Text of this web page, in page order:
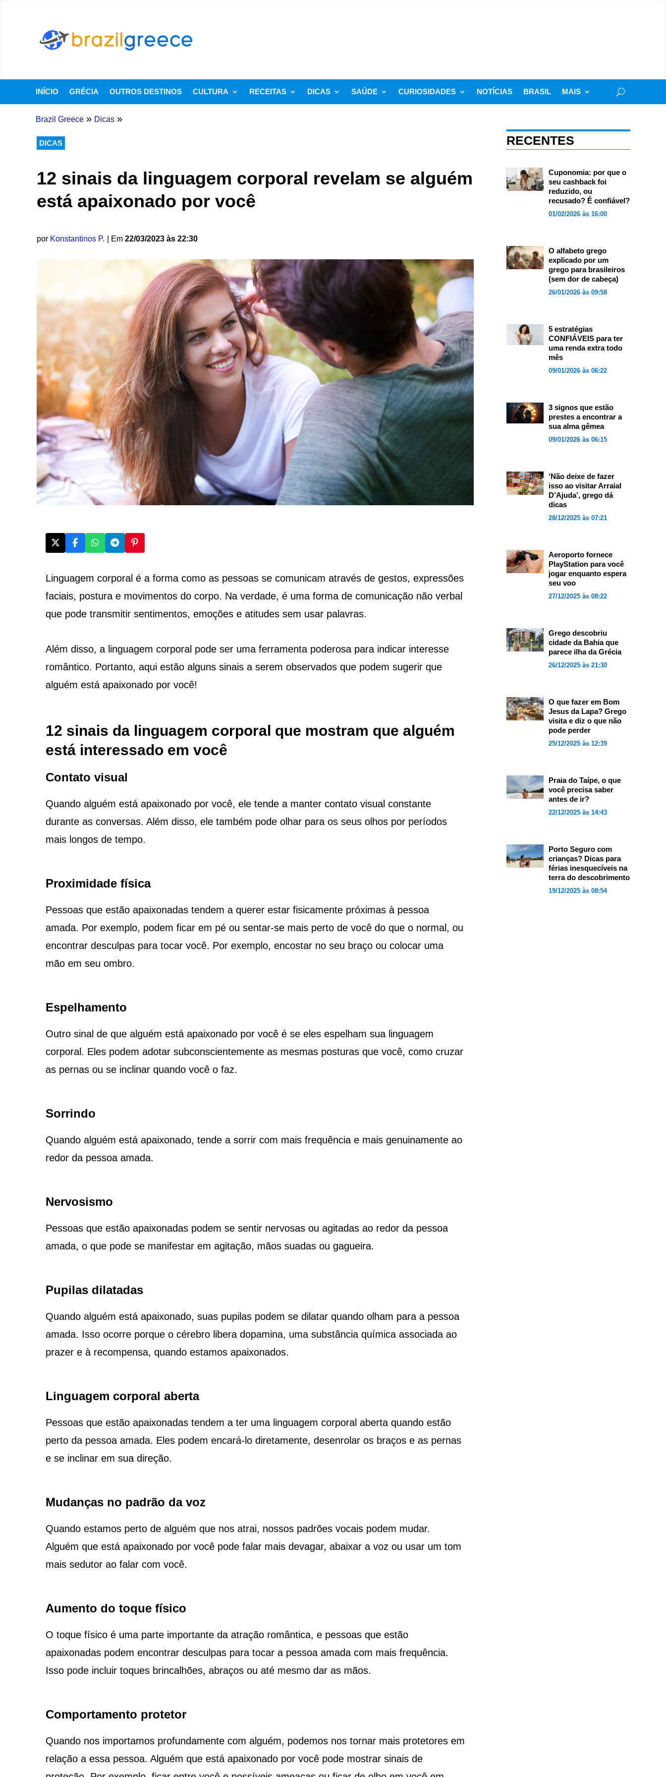
INÍCIO GRÉCIA OUTROS DESTINOS CULTURA RECEITAS DICAS SAÚDE CURIOSIDADES NOTÍCIAS BRASIL MAIS
Brazil Greece » Dicas »
DICAS
12 sinais da linguagem corporal revelam se alguém
está apaixonado por você
por Konstantinos P. | Em 22/03/2023 às 22:30
Linguagem corporal é a forma como as pessoas se comunicam através de gestos, expressões
faciais, postura e movimentos do corpo. Na verdade, é uma forma de comunicação não verbal
que pode transmitir sentimentos, emoções e atitudes sem usar palavras.
Além disso, a linguagem corporal pode ser uma ferramenta poderosa para indicar interesse
romântico. Portanto, aqui estão alguns sinais a serem observados que podem sugerir que
alguém está apaixonado por você!
12 sinais da linguagem corporal que mostram que alguém
está interessado em você
Contato visual
Quando alguém está apaixonado por você, ele tende a manter contato visual constante
durante as conversas. Além disso, ele também pode olhar para os seus olhos por períodos
mais longos de tempo.
Proximidade física
Pessoas que estão apaixonadas tendem a querer estar fisicamente próximas à pessoa
amada. Por exemplo, podem ficar em pé ou sentar-se mais perto de você do que o normal, ou
encontrar desculpas para tocar você. Por exemplo, encostar no seu braço ou colocar uma
mão em seu ombro.
Espelhamento
Outro sinal de que alguém está apaixonado por você é se eles espelham sua linguagem
corporal. Eles podem adotar subconscientemente as mesmas posturas que você, como cruzar
as pernas ou se inclinar quando você o faz.
Sorrindo
Quando alguém está apaixonado, tende a sorrir com mais frequência e mais genuinamente ao
redor da pessoa amada.
Nervosismo
Pessoas que estão apaixonadas podem se sentir nervosas ou agitadas ao redor da pessoa
amada, o que pode se manifestar em agitação, mãos suadas ou gagueira.
Pupilas dilatadas
Quando alguém está apaixonado, suas pupilas podem se dilatar quando olham para a pessoa
amada. Isso ocorre porque o cérebro libera dopamina, uma substância química associada ao
prazer e à recompensa, quando estamos apaixonados.
Linguagem corporal aberta
Pessoas que estão apaixonadas tendem a ter uma linguagem corporal aberta quando estão
perto da pessoa amada. Eles podem encará-lo diretamente, desenrolar os braços e as pernas
e se inclinar em sua direção.
Mudanças no padrão da voz
Quando estamos perto de alguém que nos atrai, nossos padrões vocais podem mudar.
Alguém que está apaixonado por você pode falar mais devagar, abaixar a voz ou usar um tom
mais sedutor ao falar com você.
Aumento do toque físico
O toque físico é uma parte importante da atração romântica, e pessoas que estão
apaixonadas podem encontrar desculpas para tocar a pessoa amada com mais frequência.
Isso pode incluir toques brincalhões, abraços ou até mesmo dar as mãos.
Comportamento protetor
Quando nos importamos profundamente com alguém, podemos nos tornar mais protetores em
relação a essa pessoa. Alguém que está apaixonado por você pode mostrar sinais de
RECENTES
Cuponomia: por que o
seu cashback foi
reduzido, ou
recusado? É confiável?
01/02/2026 às 16:00
O alfabeto grego
explicado por um
grego para brasileiros
(sem dor de cabeça)
26/01/2026 às 09:58
5 estratégias
CONFIÁVEIS para ter
uma renda extra todo
mês
09/01/2026 às 06:22
3 signos que estão
prestes a encontrar a
sua alma gêmea
09/01/2026 às 06:15
‘Não deixe de fazer
isso ao visitar Arraial
D’Ajuda’, grego dá
dicas
28/12/2025 às 07:21
Aeroporto fornece
PlayStation para você
jogar enquanto espera
seu voo
27/12/2025 às 08:22
Grego descobriu
cidade da Bahia que
parece ilha da Grécia
26/12/2025 às 21:30
O que fazer em Bom
Jesus da Lapa? Grego
visita e diz o que não
pode perder
25/12/2025 às 12:39
Praia do Taípe, o que
você precisa saber
antes de ir?
22/12/2025 às 14:43
Porto Seguro com
crianças? Dicas para
férias inesquecíveis na
terra do descobrimento
19/12/2025 às 08:54